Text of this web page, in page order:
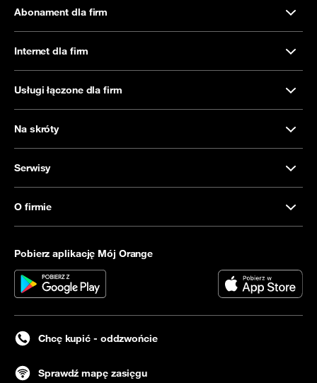
Abonament dla firm
Internet dla firm
Usługi łączone dla firm
Na skróty
Serwisy
O firmie
Pobierz aplikację Mój Orange
Chcę kupić - oddzwońcie
Sprawdź mapę zasięgu